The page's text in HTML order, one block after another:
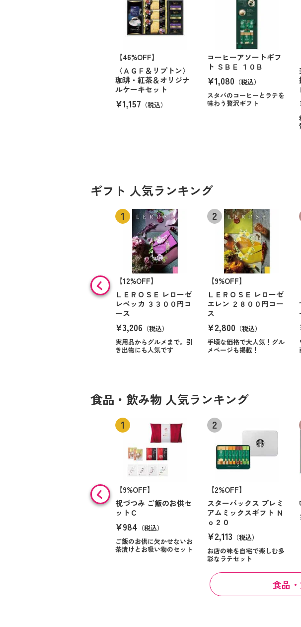
【46%OFF】
〈ＡＧＦ＆リプトン〉
珈琲・紅茶＆オリジナ
ルケーキセット
¥1,157 （税込）
コーヒーアソートギフ
ト ＳＢＥ １０Ｂ
¥1,080 （税込）
スタバのコーヒーとラテを
味わう贅沢ギフト
ギフト 人気ランキング
【12%OFF】
ＬＥＲＯＳＥ レローゼ
レベッカ ３３００円コ
ース
¥3,206 （税込）
実用品からグルメまで。引
き出物にも人気です
【9%OFF】
ＬＥＲＯＳＥ レローゼ
エレン ２８００円コー
ス
¥2,800 （税込）
手頃な価格で大人気！グル
メページも掲載！
食品・飲み物 人気ランキング
【9%OFF】
祝づつみ ご飯のお供セ
ットＣ
¥984 （税込）
ご飯のお供に欠かせないお
茶漬けとお吸い物のセット
【2%OFF】
スターバックス プレミ
アムミックスギフト Ｎ
ｏ２０
¥2,113 （税込）
お店の味を自宅で楽しむ多
彩なラテセット
食品